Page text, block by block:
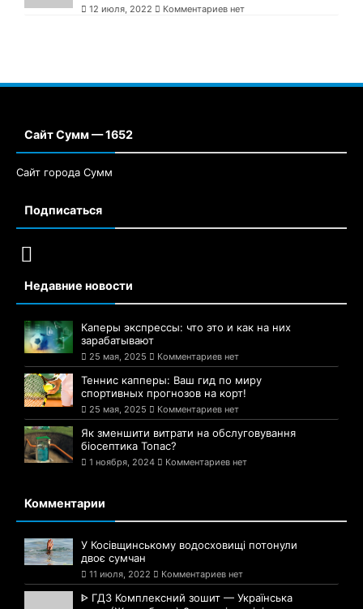
12 июля, 2022 Комментариев нет
Сайт Сумм — 1652
Сайт города Сумм
Подписаться
Недавние новости
Каперы экспрессы: что это и как на них
зарабатывают
25 мая, 2025 Комментариев нет
Теннис капперы: Ваш гид по миру
спортивных прогнозов на корт!
25 мая, 2025 Комментариев нет
Як зменшити витрати на обслуговування
біосептика Топас?
1 ноября, 2024 Комментариев нет
Комментарии
У Косівщинському водосховищі потонули
двоє сумчан
11 июля, 2022 Комментариев нет
ᐈ ГДЗ Комплексний зошит — Українська